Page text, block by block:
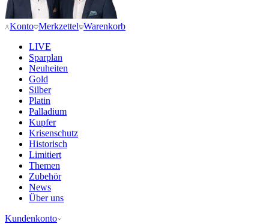
Konto Merkzettel Warenkorb
LIVE
Sparplan
Neuheiten
Gold
Silber
Platin
Palladium
Kupfer
Krisenschutz
Historisch
Limitiert
Themen
Zubehör
News
Über uns
Kundenkonto